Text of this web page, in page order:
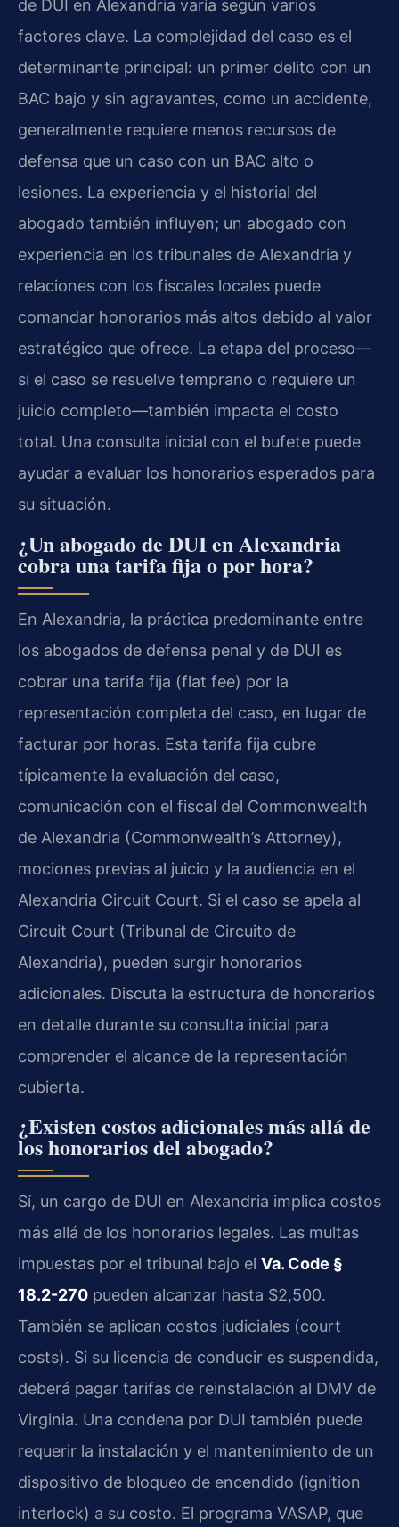
de DUI en Alexandria varía según varios
factores clave. La complejidad del caso es el
determinante principal: un primer delito con un
BAC bajo y sin agravantes, como un accidente,
generalmente requiere menos recursos de
defensa que un caso con un BAC alto o
lesiones. La experiencia y el historial del
abogado también influyen; un abogado con
experiencia en los tribunales de Alexandria y
relaciones con los fiscales locales puede
comandar honorarios más altos debido al valor
estratégico que ofrece. La etapa del proceso—
si el caso se resuelve temprano o requiere un
juicio completo—también impacta el costo
total. Una consulta inicial con el bufete puede
ayudar a evaluar los honorarios esperados para
su situación.
¿Un abogado de DUI en Alexandria
cobra una tarifa fija o por hora?
En Alexandria, la práctica predominante entre
los abogados de defensa penal y de DUI es
cobrar una tarifa fija (flat fee) por la
representación completa del caso, en lugar de
facturar por horas. Esta tarifa fija cubre
típicamente la evaluación del caso,
comunicación con el fiscal del Commonwealth
de Alexandria (Commonwealth’s Attorney),
mociones previas al juicio y la audiencia en el
Alexandria Circuit Court. Si el caso se apela al
Circuit Court (Tribunal de Circuito de
Alexandria), pueden surgir honorarios
adicionales. Discuta la estructura de honorarios
en detalle durante su consulta inicial para
comprender el alcance de la representación
cubierta.
¿Existen costos adicionales más allá de
los honorarios del abogado?
Sí, un cargo de DUI en Alexandria implica costos
más allá de los honorarios legales. Las multas
impuestas por el tribunal bajo el Va. Code §
18.2-270 pueden alcanzar hasta $2,500.
También se aplican costos judiciales (court
costs). Si su licencia de conducir es suspendida,
deberá pagar tarifas de reinstalación al DMV de
Virginia. Una condena por DUI también puede
requerir la instalación y el mantenimiento de un
dispositivo de bloqueo de encendido (ignition
interlock) a su costo. El programa VASAP, que